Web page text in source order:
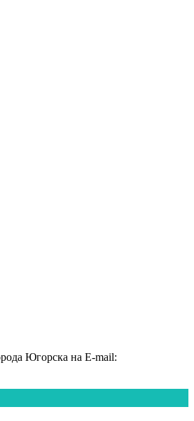
Югорска на E-mail: